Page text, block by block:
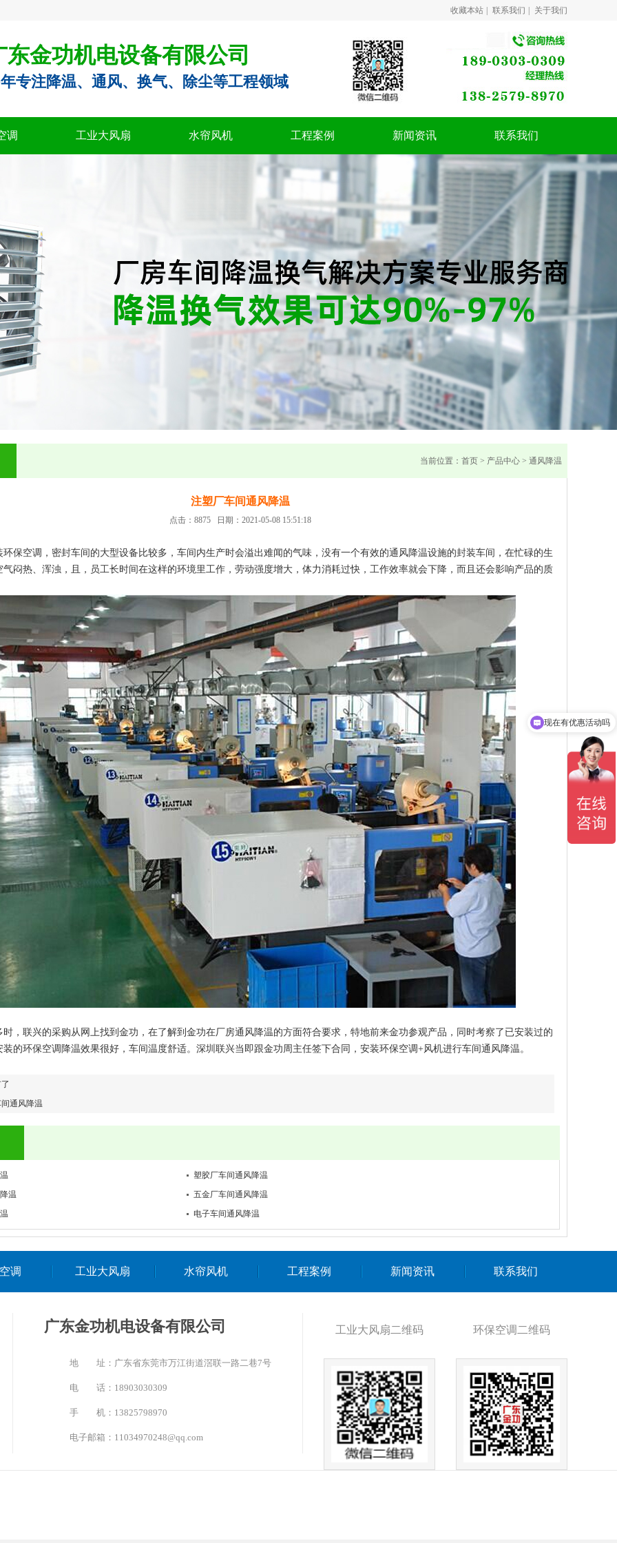
收藏本站 联系我们 关于我们
东金功机电设备有限公司
专注降温、通风、换气、除尘等工程领域
调 工业大风扇 水帘风机 工程案例 新闻资讯 联系我们
当前位置： 首页 > 产品中心 > 通风降温
注塑厂车间通风降温
点击：8875 日期：2021-05-08 15:51:18
环保空调，密封车间的大型设备比较多，车间内生产时会溢出难闻的气味，没有一个有效的通风降温设施的封装车间，在忙碌的生
气闷热、浑浊，且，员工长时间在这样的环境里工作，劳动强度增大，体力消耗过快，工作效率就会下降，而且还会影响产品的质
时，联兴的采购从网上找到金功，在了解到金功在厂房通风降温的方面符合要求，特地前来金功参观产品，同时考察了已安装过的
的环保空调降温效果很好，车间温度舒适。深圳联兴当即跟金功周主任签下合同，安装环保空调+风机进行车间通风降温。
通风降温
塑胶厂车间通风降温
温
五金厂车间通风降温
电子车间通风降温
调 工业大风扇 水帘风机 工程案例 新闻资讯 联系我们
广东金功机电设备有限公司
地 址：广东省东莞市万江街道滘联一路二巷7号
电 话：18903030309
手 机：13825798970
电子邮箱：11034970248@qq.com
工业大风扇二维码 环保空调二维码
现在有优惠活动吗